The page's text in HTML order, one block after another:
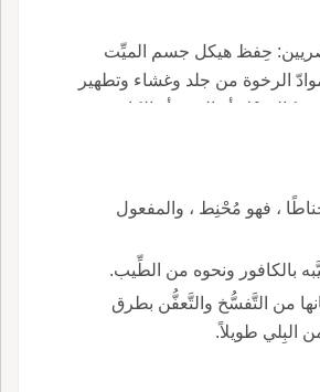
حِفظ هيكل جسم الميِّت
الرخوة من جلد وغشاء وتطهير
كالمِسْك أو العنبر أو الكافور
مومياء.
، فهو مُحْنِط ، والمفعول
بالكافور ونحوه من الطِّيب.
من التَّفسُّخ والتَّعفُّن بطرق
البِلي طويلاً.